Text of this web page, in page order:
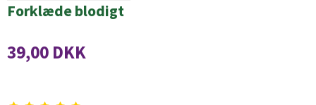
Forklæde blodigt
39,00 DKK